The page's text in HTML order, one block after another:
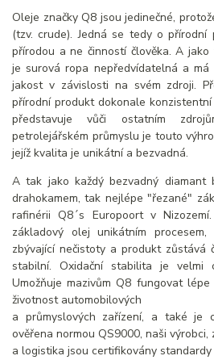
Oleje značky Q8 jsou jedinečné,
(tzv. crude). Jedná se tedy o
přírodou a ne činností člověka. A
je surová ropa nepředvídatelná a
jakost v závislosti na svém zdroji.
přírodní produkt dokonale
představuje vůči ostatním
petrolejářském průmyslu je touto
jejíž kvalita je unikátní a bezvadná.
A tak jako každý bezvadný diamant
drahokamem, tak nejlépe "řezané"
rafinérii Q8´s Europoort v
základový olej unikátním
zbývající nečistoty a produkt zůstává
stabilní. Oxidační stabilita je velmi
Umožňuje mazivům Q8 fungovat
životnost automobilových
a průmyslových zařízení, a také je
ověřena normou QS9000, naši výrobci,
a logistika jsou certifikovány standardy